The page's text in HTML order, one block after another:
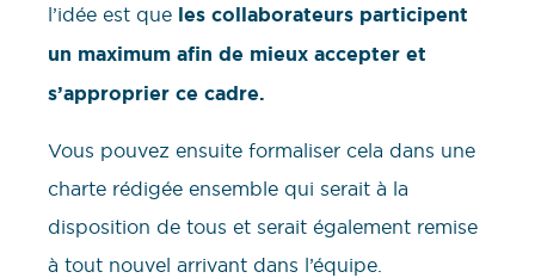
l’idée est que les collaborateurs participent
un maximum afin de mieux accepter et
s’approprier ce cadre.
Vous pouvez ensuite formaliser cela dans une
charte rédigée ensemble qui serait à la
disposition de tous et serait également remise
à tout nouvel arrivant dans l’équipe.